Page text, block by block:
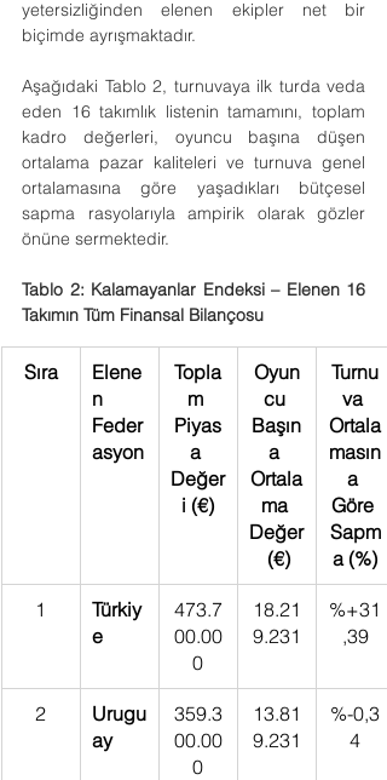
yetersizliğinden elenen ekipler net bir
biçimde ayrışmaktadır.
Aşağıdaki Tablo 2, turnuvaya ilk turda veda
eden 16 takımlık listenin tamamını, toplam
kadro değerleri, oyuncu başına düşen
ortalama pazar kaliteleri ve turnuva genel
ortalamasına göre yaşadıkları bütçesel
sapma rasyolarıyla ampirik olarak gözler
önüne sermektedir.
Tablo 2: Kalamayanlar Endeksi – Elenen 16
Takımın Tüm Finansal Bilançosu
Sıra
Elene
n
Feder
asyon
Topla
m
Piyas
a
Değer
i (€)
Oyun
cu
Başın
a
Ortala
ma
Değer
(€)
Turnu
va
Ortala
masın
a
Göre
Sapm
a (%)
1
Türkiy
e
473.7
00.00
0
18.21
9.231
%+31
,39
2
Urugu
ay
359.3
00.00
0
13.81
9.231
%-0,3
4